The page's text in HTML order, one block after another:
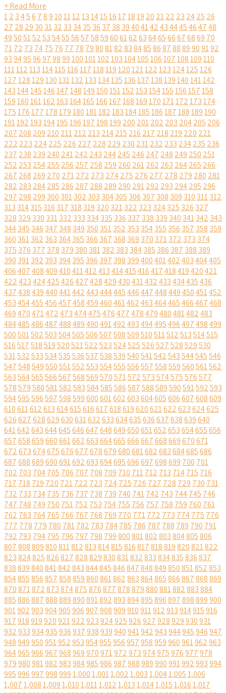
+ Read More
12 3456 78910111213141516171819 20 2122 23 2425 26
27 28 29 30 3132 33 3435 36 37 38 39404142434445464748
495051525354555657585960616263646566676869 70
7172 73 7475 76 77 78 7980818283848586878889909192
93949596979899100101102103104105106107108109110
111112113114115116117118119120121122123124125126
127128129130131132133134135136137138139140141142
143144145146147148149150151152153154155156157158
159160161162163164165166167168169170171172173174
175176177178179180181182183184185186187188189190
191192193194195196197198199 200 201202 203 204205 206
207 208 209 210 211212 213 214215 216 217 218 219 220 221
222 223 224225 226 227 228 229 230 231232 233 234235 236
237 238 239 240 241242 243 244245 246 247 248 249 250 251
252 253 254255 256 257 258 259 260 261262 263 264265 266
267 268 269 270 271272 273 274275 276 277 278 279 280 281
282 283 284285 286 287 288 289 290 291292 293 294295 296
297 298 299 300 301302 303 304305 306 307 308 309 310 311312
313 314315 316 317 318 319 320 321322 323 324325 326 327
328 329 330 331332 333 334335 336 337 338 339 340 341342 343
344345 346 347 348 349 350 351352 353 354355 356 357 358 359
360 361362 363 364365 366 367 368 369 370 371372 373 374
375 376 377 378 379 380 381382 383 384385 386 387 388 389
390 391392 393 394395 396 397 398 399400401402403404405
406407408409410411412413414415416417418419420421
422423424425426427428429430431432433434435436
437438439440441442443444445446447448449450451452
453454455456457458459460461462463464465466467468
469470471472473474475476477478479480481482483
484485486487488489490491492493494495496497498499
500501502503504505506507508509510511512513514515
516517518519520521522523524525526527528529530
531532533534535536537538539540541542543544545546
547548549550551552553554555556557558559560561562
563564565566567568569570571572573574575576577
578579580581582583584585586587588589590591592593
594595596597598599600601602603604605606607608609
610611612613614615616617618619620621622623624625
626627628629630631632633634635636637638639640
641642643644645646647648649650651652653654655656
657658659660661662663664665666667668669670671
672673674675676677678679680681682683684685686
687688689690691692693694695696697698699 700 701
702 703 704705 706 707 708 709 710 711712 713 714715 716
717 718 719 720 721722 723 724725 726 727 728 729 730 731
732 733 734735 736 737 738 739 740 741742 743 744745 746
747 748 749 750 751752 753 754755 756 757 758 759 760 761
762 763 764765 766 767 768 769 770 771772 773 774775 776
777 778 779 780 781782 783 784785 786 787 788 789 790 791
792 793 794795 796 797 798 799800801802803804805806
807808809810811812813814815816817818819820821822
823824825826827828829830831832833834835836837
838839840841842843844845846847848849850851852853
854855856857858859860861862863864865866867868869
870871872873874875876877878879880881882883884
885886887888889890891892893894895896897898899900
901902903904905906907908909910911912913914915916
917918919920921922923924925926927928929930931
932933934935936937938939940941942943944945946947
948949950951952953954955956957958959960961962963
964965966967968969970971972973974975976977978
979980981982983984985986987988989990991992993994
9959969979989991,0001,0011,0021,0031,0041,0051,006
1,0071,0081,0091,0101,0111,0121,0131,0141,0151,0161,017